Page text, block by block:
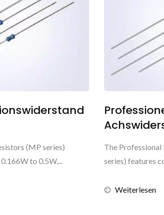
(MP series)
to 0.5W,...
The
series) features
Weiterlesen